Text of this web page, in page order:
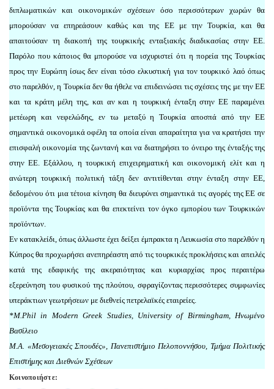
διπλωματικών και οικονομικών σχέσεων όσο περισσότερων χωρών θα
μπορούσαν να επηρεάσουν καθώς και της ΕΕ με την Τουρκία, και θα
απαιτούσαν τη διακοπή της τουρκικής ενταξιακής διαδικασίας στην ΕΕ.
Παρόλο που κάποιος θα μπορούσε να ισχυριστεί ότι η πορεία της Τουρκίας
προς την Ευρώπη ίσως δεν είναι τόσο ελκυστική για τον τουρκικό λαό όπως
στο παρελθόν, η Τουρκία δεν θα ήθελε να επιδεινώσει τις σχέσεις της με την ΕΕ
και τα κράτη μέλη της, και αν και η τουρκική ένταξη στην ΕΕ παραμένει
μετέωρη και νεφελώδης, εν τω μεταξύ η Τουρκία αποσπά από την ΕΕ
σημαντικά οικονομικά οφέλη τα οποία είναι απαραίτητα για να κρατήσει την
επισφαλή οικονομία της ζωντανή και να διατηρήσει το όνειρο της ένταξής της
στην ΕΕ. Εξάλλου, η τουρκική επιχειρηματική και οικονομική ελίτ και η
ανώτερη τουρκική πολιτική τάξη δεν αντιτίθενται στην ένταξη στην ΕΕ,
δεδομένου ότι μια τέτοια κίνηση θα διευρύνει σημαντικά τις αγορές της ΕΕ σε
προϊόντα της Τουρκίας και θα επεκτείνει τον όγκο εμπορίου των Τουρκικών
προϊόντων.
Εν κατακλείδι, όπως άλλωστε έχει δείξει έμπρακτα η Λευκωσία στο παρελθόν η
Κύπρος θα προχωρήσει ανεπηρέαστη από τις τουρκικές προκλήσεις και απειλές
κατά της εδαφικής της ακεραιότητας και κυριαρχίας προς περαιτέρω
εξερεύνηση του φυσικού της πλούτου, σφραγίζοντας περισσότερες συμφωνίες
υπεράκτιων γεωτρήσεων με διεθνείς πετρελαϊκές εταιρείες.
*M.Phil in Modern Greek Studies, University of Birmingham, Ηνωμένο
Βασίλειο
M.A. «Μεσογειακές Σπουδές», Πανεπιστήμιο Πελοποννήσου, Τμήμα Πολιτικής
Επιστήμης και Διεθνών Σχέσεων
Κοινοποιήστε: